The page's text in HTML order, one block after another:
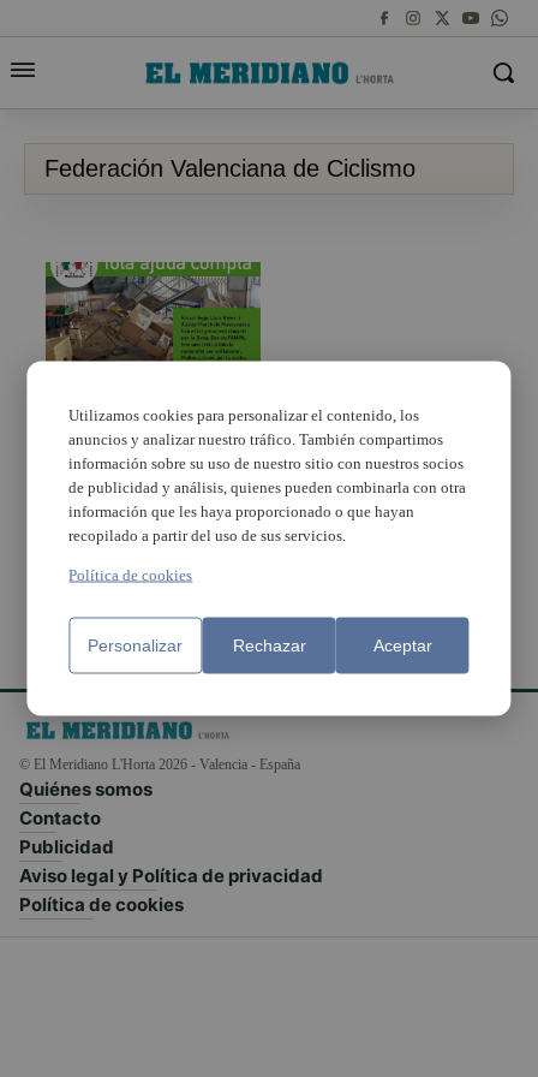
Federación Valenciana de Ciclismo
La Federación de
Ciclismo de la CV
organiza un reparto por
la DANA en Aldaia este
domingo
© El Meridiano L'Horta 2026 - Valencia - España
Quiénes somos
Contacto
Publicidad
Aviso legal y Política de privacidad
Política de cookies
Utilizamos cookies para personalizar el contenido, los
anuncios y analizar nuestro tráfico. También compartimos
información sobre su uso de nuestro sitio con nuestros socios
de publicidad y análisis, quienes pueden combinarla con otra
información que les haya proporcionado o que hayan
recopilado a partir del uso de sus servicios.
Política de cookies
Personalizar Rechazar Aceptar